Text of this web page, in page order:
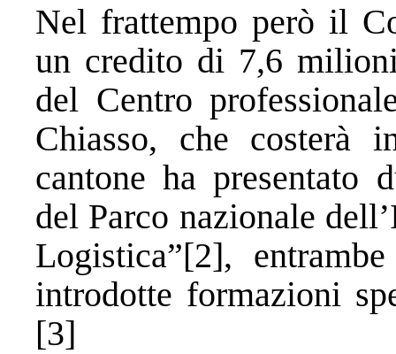
Nel frattempo però il
un credito di 7,6
del Centro
Chiasso, che
cantone ha presentato
del Parco nazionale
Logistica”[2],
introdotte formazioni
[3]